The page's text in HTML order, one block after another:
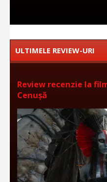
ULTIMELE REVIEW-URI
Review recenzie la
Cenușă